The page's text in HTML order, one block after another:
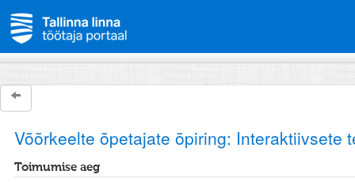
Võõrkeelte õpetajate õpiring: Interaktiivsete
Toimumise aeg